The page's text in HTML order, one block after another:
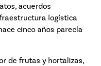
acuerdos
logística
cinco años parecía
de frutas y hortalizas,